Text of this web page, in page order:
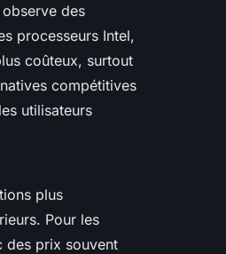
des
processeurs Intel,
coûteux, surtout
compétitives
utilisateurs
plus
Pour les
des prix souvent